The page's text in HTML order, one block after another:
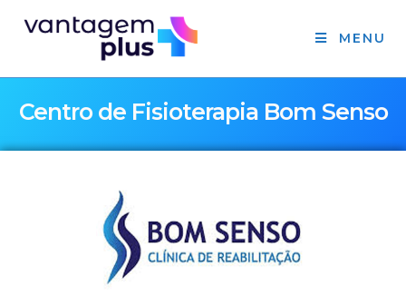
MENU
Centro de Fisioterapia Bom Senso